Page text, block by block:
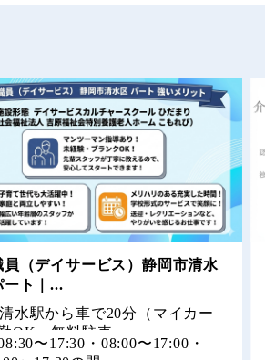
員（デイサービス）静岡市清水
ート｜...
水駅から車で20分（マイカー
OK・無料駐車...
〜17:30・08:00〜17:00・